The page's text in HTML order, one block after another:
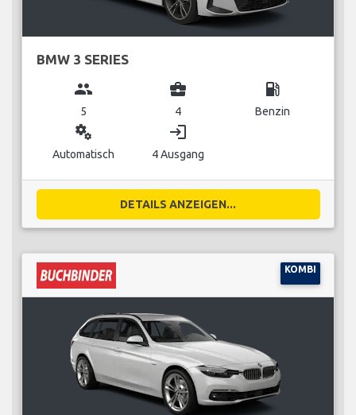
BMW 3 SERIES
group
5
business_center
4
local_gas_station
Benzin
miscellaneous_services
Automatisch
login
4 Ausgang
DETAILS ANZEIGEN...
KOMBI